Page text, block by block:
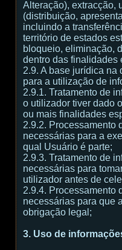
Alteração), extracção,
(distribuição,
incluindo a
território de estados
bloqueio, eliminação,
dentro das finalidades
2.9. A base jurídica na
para a utilização de
2.9.1. Tratamento de
o utilizador tiver dado
ou mais finalidades
2.9.2. Processamento
necessárias para a
qual Usuário é parte;
2.9.3. Tratamento de
necessárias para
utilizador antes de
2.9.4. Processamento
necessárias para que
obrigação legal;
3. Uso de